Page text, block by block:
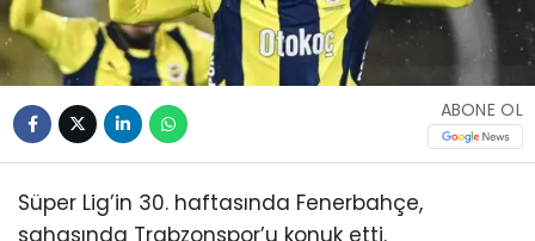
ABONE OL
Süper Lig’in 30. haftasında Fenerbahçe,
sahasında Trabzonspor’u konuk etti.